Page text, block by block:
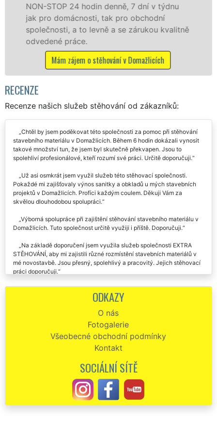
celém okresu Domažlice se zárukou kvality
franchisové sítě EXTRA STĚHOVÁNÍ.
Nabízíme stěhovací služby NON-STOP
včetně víkendů a svátků bez příplatků.
Mám zájem o stěhovací služby v Domažlicích
RECENZE
Recenze našich služeb stěhování od zákazníků:
Chtěl by jsem poděkovat této společnosti za pomoc při stěhování
stavebního materiálu v Domažlicích. Během 6 hodin dokázali vynosit
takové množství tun, že jsem byl skutečně překvapen. Jsou to
spolehliví profesionálové, kteří rozumí své práci. Určitě doporučuji.
Už asi osmkrát jsem využil služeb této stěhovací společnosti.
Pokaždé mi zajišťovaly výnos sanitky a obkladů u mých stavebních
projektů v Domažlicích. Profíci každým coulem. Děkuji Vám za
skvělou dlouhodobou spolupráci.
Výborná spolupráce při zajištění stěhování stavebního materiálu v
Domažlicích. Tuto společnost určitě využiji i příště. Doporučuji.
Na základě doporučení jsem využila služeb společnosti EXTRA
STĚHOVÁNÍ, aby mi zajistili různé rozmístění stavebních materiálů v
mé novostavbě. Jsou přesný, spolehlivý a pracovitý. Jejich stěhovací
práci doporučuji.
Pravidelně využíváme společnost EXTRA STĚHOVÁNÍ, aby nám
zajistila přepravu, nastěhování, a rozmístění různé sanity a oken na
spolehlivost. Určitě budeme využívat i nadále služeb této stěhovací
ODKAZY
O nás
Fotogalerie
Všeobecné obchodní podmínky
Kontakt
SOCIÁLNÍ SÍTĚ